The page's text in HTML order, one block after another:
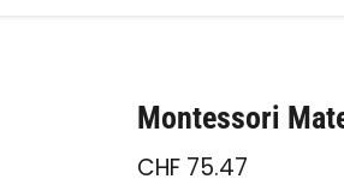
Montessori
CHF 75.47